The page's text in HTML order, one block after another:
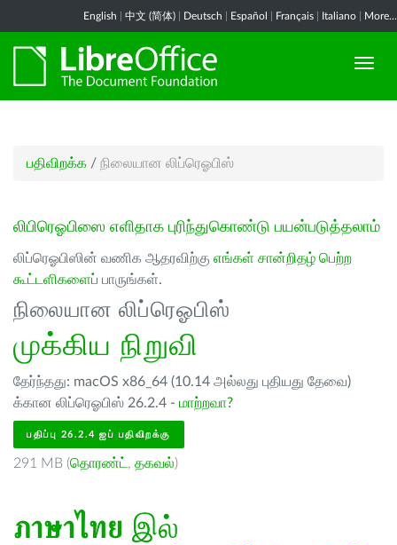
English 中文 (简体) Deutsch Español Français Italiano More...
பதிவிறக்க / நிலையான லிப்ரெஓபிஸ்
லிபிரெஓபிஸை எளிதாக புரிந்துகொண்டு பயன்படுத்தலாம்
லிப்ரெஓபிஸின் வணிக ஆதரவிற்கு எங்கள் சான்றிதழ் பெற்ற
கூட்டளிகளைப் பாருங்கள்.
நிலையான லிப்ரெஓபிஸ்
முக்கிய நிறுவி
தேர்ந்தது: macOS x86_64 (10.14 அல்லது புதியது தேவை)
க்கான லிப்ரெஓபிஸ் 26.2.4 - மாற்றவா?
பதிப்பு 26.2.4 ஐப் பதிவிறக்கு
291 MB (தொரண்ட் , தகவல்)
ภาษาไทย இல்